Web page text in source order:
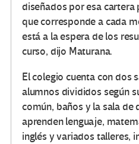
diseñados por esa cartera
que corresponde a cada
está a la espera de los
curso, dijo Maturana.
El colegio cuenta con dos
alumnos divididos según
común, baños y la sala de
aprenden lenguaje,
inglés y variados talleres,